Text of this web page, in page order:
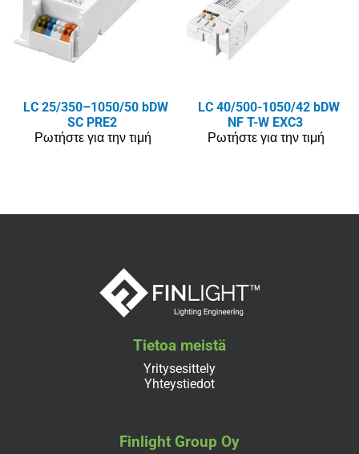
LC 25/350–1050/50 bDW
SC PRE2
Ρωτήστε για την τιμή
LC 40/500-1050/42 bDW
NF T-W EXC3
Ρωτήστε για την τιμή
Tietoa meistä
Yritysesittely
Yhteystiedot
Finlight Group Oy